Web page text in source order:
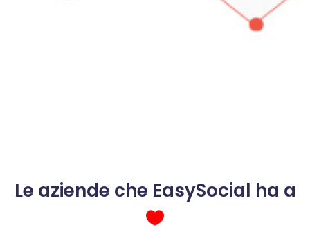
Le aziende che EasySocial ha a